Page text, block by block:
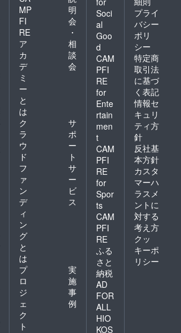
MP
FI
RE
ア
カ
デ
ミ
ー
と
は
明
会
・
相
談
会
ク
ラ
ウ
ド
フ
ァ
ン
デ
ィ
ン
グ
と
は
サ
ポ
ー
ト
サ
ー
ビ
ス
プ
ロ
ジ
ェ
ク
ト
実
施
事
例
Soci
al
Goo
d
CAM
PFI
RE
for
Ente
rtain
men
t
CAM
PFI
RE
for
Spor
ts
CAM
PFI
RE
ふる
さと
納税
AD
FOR
ALL
HIO
KOS
プライ
バシー
ポリ
シー
特定商
取引法
に基づ
く表記
情報セ
キュリ
ティ方
針
反社基
本方針
カスタ
マーハ
ラスメ
ントに
対する
考え方
クッ
キーポ
リシー